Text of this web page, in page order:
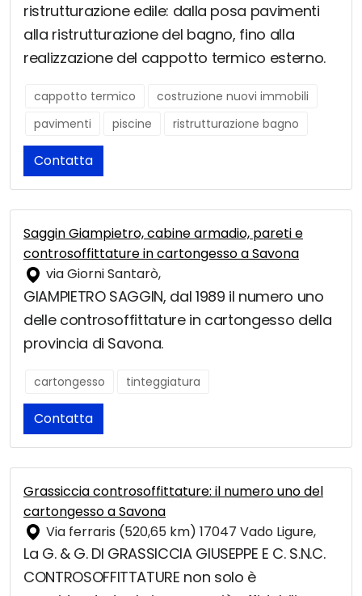
ristrutturazione edile: dalla posa pavimenti
alla ristrutturazione del bagno, fino alla
realizzazione del cappotto termico esterno.
cappotto termico
costruzione nuovi immobili
pavimenti
piscine ristrutturazione bagno
Contatta
Saggin Giampietro, cabine armadio, pareti e
controsoffittature in cartongesso a Savona
via Giorni Santarò,
GIAMPIETRO SAGGIN, dal 1989 il numero uno
delle controsoffittature in cartongesso della
provincia di Savona.
cartongesso tinteggiatura
Contatta
Grassiccia controsoffittature: il numero uno del
cartongesso a Savona
Via ferraris (520,65 km) 17047 Vado Ligure,
La G. & G. DI GRASSICCIA GIUSEPPE E C. S.N.C.
CONTROSOFFITTATURE non solo è